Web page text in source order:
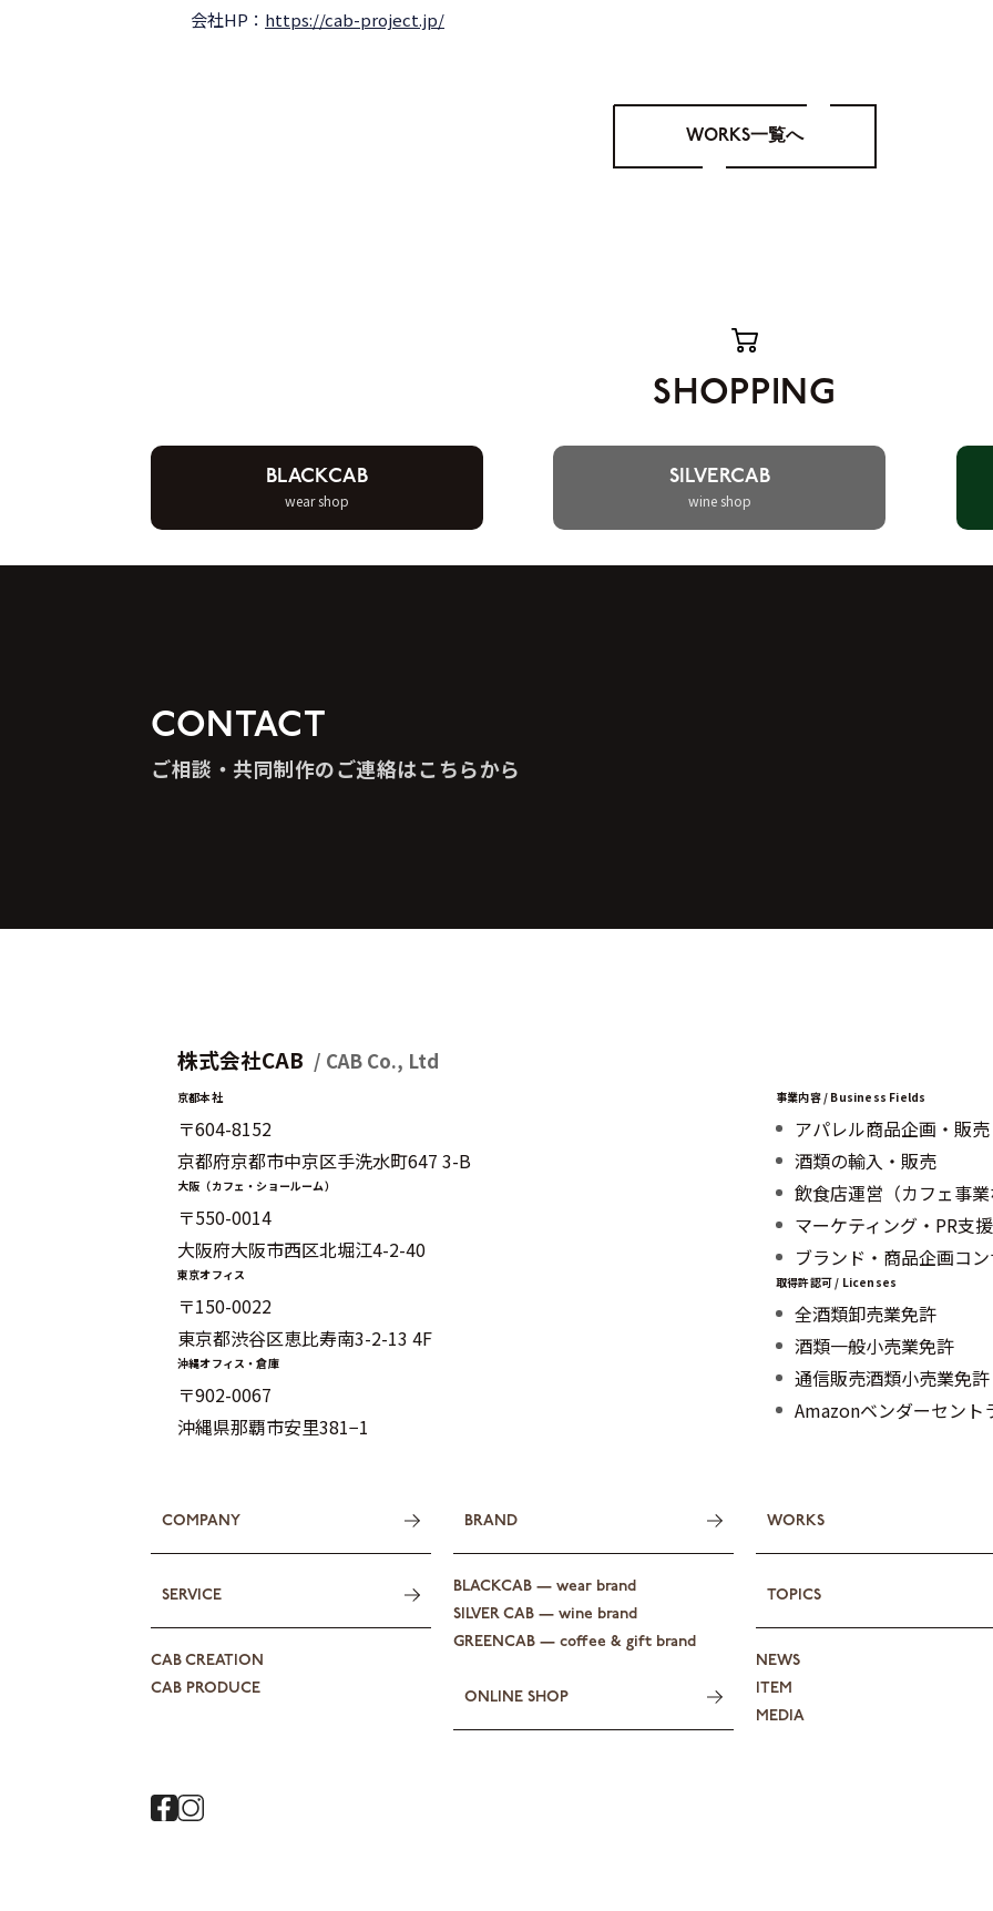
会社HP： https://cab-project.jp/
WORKS一覧へ
SHOPPING
BLACKCAB
wear shop
SILVERCAB
wine shop
CONTACT
ご相談・共同制作のご連絡はこちらから
株式会社CAB / CAB Co., Ltd
京都本社
〒604-8152
京都府京都市中京区手洗水町647 3-B
大阪（カフェ・ショールーム）
〒550-0014
大阪府大阪市西区北堀江4-2-40
東京オフィス
〒150-0022
東京都渋谷区恵比寿南3-2-13 4F
沖縄オフィス・倉庫
〒902-0067
沖縄県那覇市安里381−1
事業内容 / Business Fields
アパレル商品企画・販売
酒類の輸入・販売
飲食店運営（カフェ事業
マーケティング・PR支援
ブランド・商品企画コ
取得許認可 / Licenses
全酒類卸売業免許
酒類一般小売業免許
通信販売酒類小売業免許
Amazonベンダーセント
COMPANY
SERVICE
CAB CREATION
CAB PRODUCE
BRAND
BLACKCAB — wear brand
SILVER CAB — wine brand
GREENCAB — coffee & gift brand
ONLINE SHOP
WORKS
TOPICS
NEWS
ITEM
MEDIA